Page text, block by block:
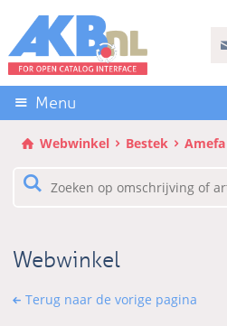
links
over
Direct
naar
de
inhoud
naar
Menu
Webwinkel Bestek Amefa
Webwinkel
Terug naar de vorige pagina